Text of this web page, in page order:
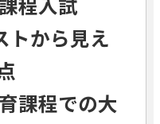
トから見え
課程での大